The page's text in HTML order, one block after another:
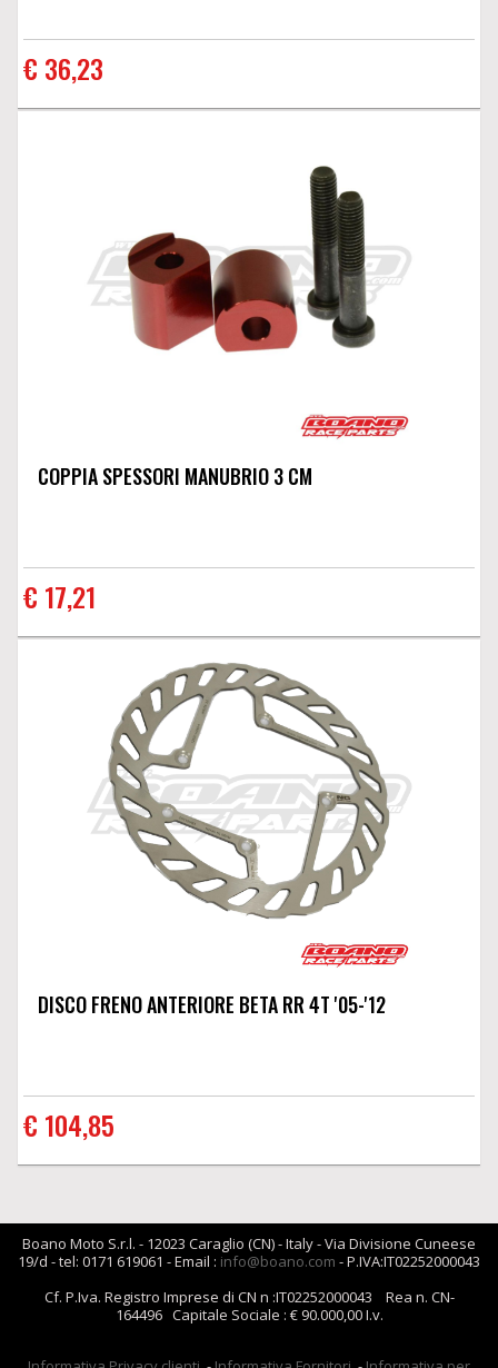
€ 36,23
COPPIA SPESSORI MANUBRIO 3 CM
€ 17,21
DISCO FRENO ANTERIORE BETA RR 4T '05-'12
€ 104,85
Boano Moto S.r.l. - 12023 Caraglio (CN) - Italy - Via Divisione Cuneese
19/d - tel: 0171 619061 - Email : info@boano.com - P.IVA:IT02252000043
Cf. P.Iva. Registro Imprese di CN n :IT02252000043 Rea n. CN-
164496 Capitale Sociale : € 90.000,00 I.v.